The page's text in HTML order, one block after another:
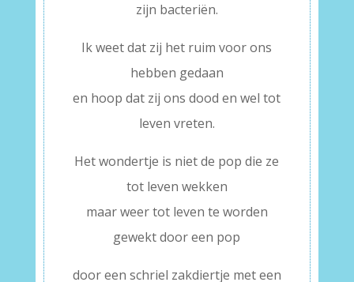
zijn bacteriën.
Ik weet dat zij het ruim voor ons
hebben gedaan
en hoop dat zij ons dood en wel tot
leven vreten.
Het wondertje is niet de pop die ze
tot leven wekken
maar weer tot leven te worden
gewekt door een pop
door een schriel zakdiertje met een